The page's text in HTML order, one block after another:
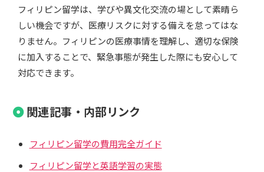
フィリピン留学は、学びや異文化交流の場として素晴ら
しい機会ですが、医療リスクに対する備えを怠ってはな
りません。フィリピンの医療事情を理解し、適切な保険
に加入することで、緊急事態が発生した際にも安心して
対応できます。
関連記事・内部リンク
フィリピン留学の費用完全ガイド
フィリピン留学と英語学習の実態